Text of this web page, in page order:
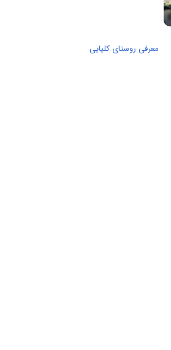
معرفی روستای کلیایی